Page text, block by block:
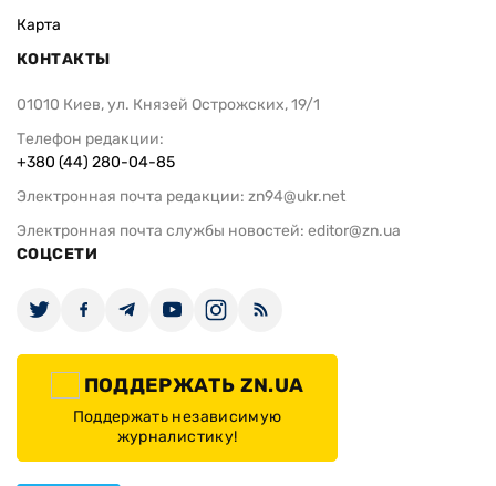
Карта
КОНТАКТЫ
01010 Киев, ул. Князей Острожских, 19/1
Телефон редакции:
+380 (44) 280-04-85
Электронная почта редакции: zn94@ukr.net
Электронная почта службы новостей: editor@zn.ua
СОЦСЕТИ
ПОДДЕРЖАТЬ ZN.UA
Поддержать независимую
журналистику!